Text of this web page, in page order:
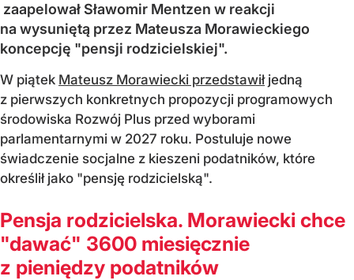
zaapelował Sławomir Mentzen w reakcji
na wysuniętą przez Mateusza Morawieckiego
koncepcję "pensji rodzicielskiej".
W piątek Mateusz Morawiecki przedstawiłjedną
z pierwszych konkretnych propozycji programowych
środowiska Rozwój Plus przed wyborami
parlamentarnymi w 2027 roku. Postuluje nowe
świadczenie socjalne z kieszeni podatników, które
określił jako "pensję rodzicielską".
Pensja rodzicielska. Morawiecki chce
"dawać" 3600 miesięcznie
z pieniędzy podatników